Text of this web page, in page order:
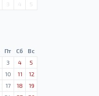
3 4 5
Пт Сб
Вс
3 4
5
10 11
12
17 18
19